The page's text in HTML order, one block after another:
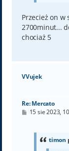
Przecież on w
2700minut...
chociaż 5
VVujek
Re: Mercato
P15 sie 2023,
timon